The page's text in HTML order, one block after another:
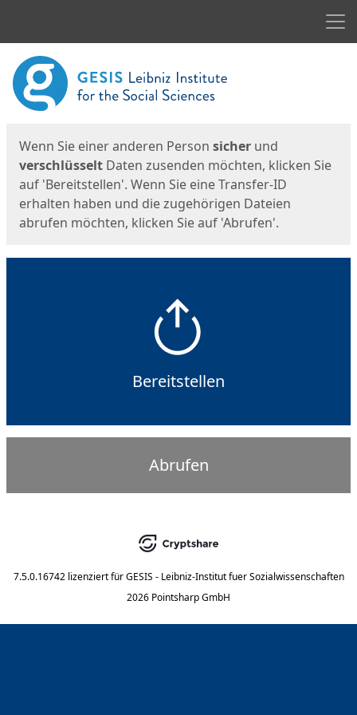
Start
Wenn Sie einer anderen Person sicher und
verschlüsselt Daten zusenden möchten, klicken Sie
auf 'Bereitstellen'. Wenn Sie eine Transfer-ID
erhalten haben und die zugehörigen Dateien
abrufen möchten, klicken Sie auf 'Abrufen'.
Bereitstellen
Abrufen
7.5.0.16742 lizenziert für GESIS - Leibniz-Institut fuer Sozialwissenschaften
2026 Pointsharp GmbH